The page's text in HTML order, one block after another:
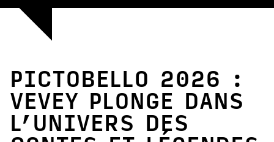
PICTOBELLO 2026 :
VEVEY PLONGE DANS
L’UNIVERS DES